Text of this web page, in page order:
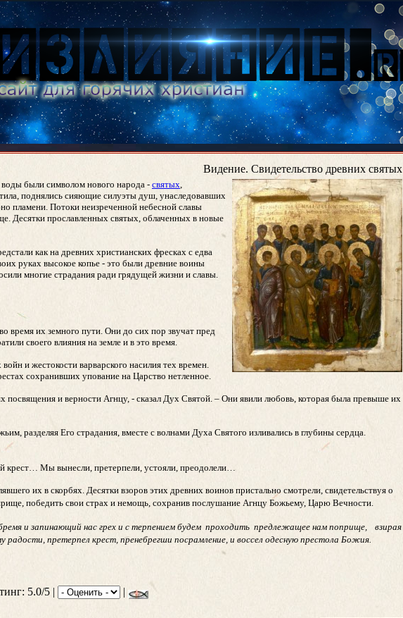
Видение. Свидетельство древних святых
воды были символом нового народа - святых,
поднялись сияющие силуэты душ, унаследовавших
пламени. Потоки неизреченной небесной славы
Десятки прославленных святых, облаченных в новые
как на древних христианских фресках с едва
руках высокое копье - это были древние воины
многие страдания ради грядущей жизни и славы.
время их земного пути. Они до сих пор звучат пред
своего влияния на земле и в это время.
и жестокости варварского насилия тех времен.
сохранивших упование на Царство нетленное.
и верности Агнцу, - сказал Дух Святой. – Они явили любовь, которая была превыше их
разделяя Его страдания, вместе с волнами Духа Святого изливались в глубины сердца.
крест… Мы вынесли, претерпели, устояли, преодолели…
их в скорбях. Десятки взоров этих древних воинов пристально смотрели, свидетельствуя о
победить свои страх и немощь, сохранив послушание Агнцу Божьему, Царю Вечности.
бремя и запинающий нас грех и с терпением будем проходить предлежащее нам поприще, взирая
претерпел крест, пренебрегши посрамление, и воссел одесную престола Божия.
5.0/5 |
|